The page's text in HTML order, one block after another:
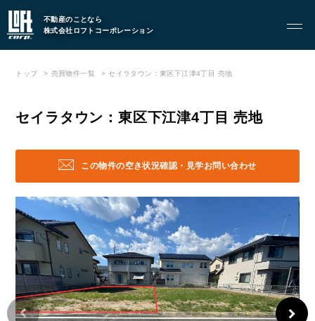
不動産のことなら
株式会社ロフトコーポレーション
FOOD
- 四季即贅喰
トップ 売買物件一覧 セイラタウン：東区下江津4丁目 売地
セイラタウン：東区下江津4丁目 売地
この物件の空き状況確認・見学お問い合わせ